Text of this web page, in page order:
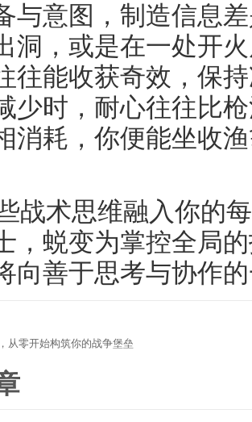
与意图，制造信息
洞，或是在一处开
往能收获奇效，保
少时，耐心往往比
消耗，你便能坐收
战术思维融入你的
，蜕变为掌控全局
向善于思考与协作
从零开始构筑你的战争堡垒